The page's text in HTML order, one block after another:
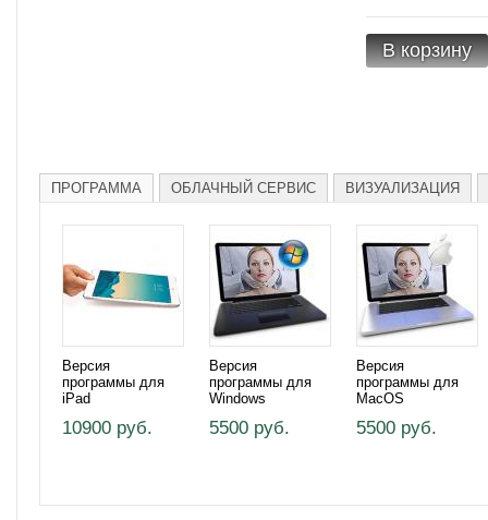
В корзину
ПРОГРАММА ОБЛАЧНЫЙ СЕРВИС ВИЗУАЛИЗАЦИЯ
Версия
программы для
iPad
10900 руб.
Версия
программы для
Windows
5500 руб.
Версия
программы для
MacOS
5500 руб.